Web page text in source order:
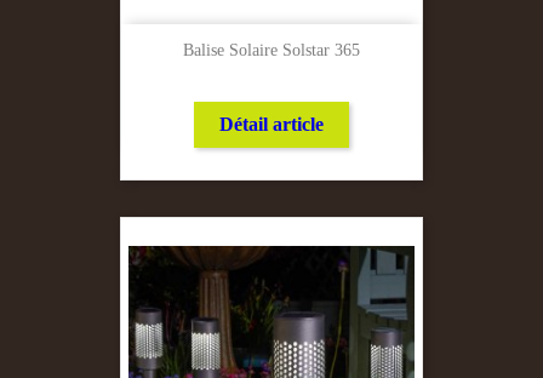
Balise Solaire Solstar 365
Détail article